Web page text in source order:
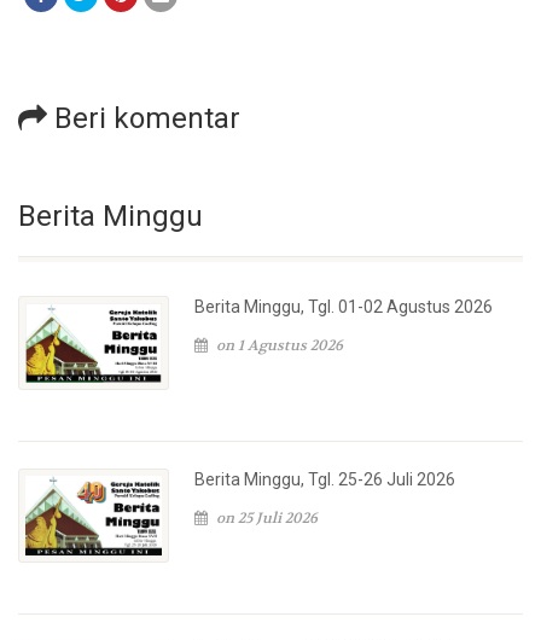
Beri komentar
Berita Minggu
Berita Minggu, Tgl. 01-02 Agustus 2026
on 1 Agustus 2026
Berita Minggu, Tgl. 25-26 Juli 2026
on 25 Juli 2026